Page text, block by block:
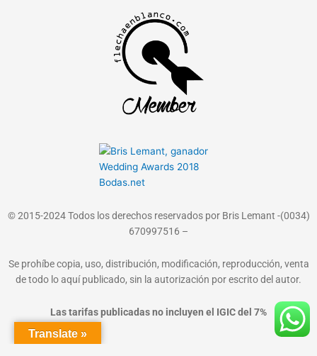
© 2015-2024 Todos los derechos reservados por Bris Lemant -(0034)
670997516 –
Se prohíbe copia, uso, distribución, modificación, reproducción, venta
de todo lo aquí publicado, sin la autorización por escrito del autor.
Las tarifas publicadas no incluyen el IGIC del 7%
Translate »